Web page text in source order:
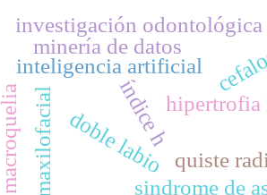
inteligencia artificial
doble labio
sindrome de
macroquelia hipertrofia
minería de datos
quiste
investigación odontológica
índice h